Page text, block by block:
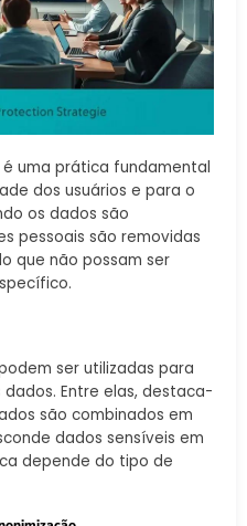
é uma prática fundamental
dos usuários e para o
os dados são
pessoais são removidas
que não possam ser
ser utilizadas para
Entre elas, destaca-
são combinados em
dados sensíveis em
depende do tipo de